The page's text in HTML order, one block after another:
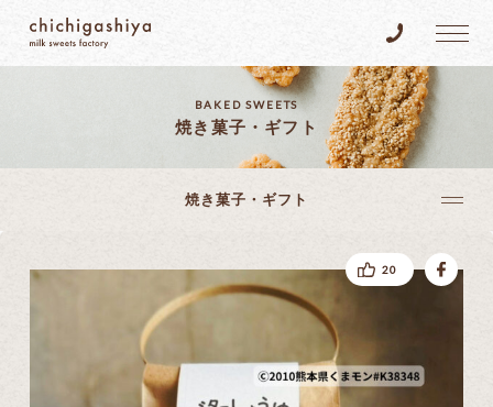
乳菓子屋 Tel.096-
BAKED SWEETS
焼き菓子・ギフト
焼き菓子・ギフト
20